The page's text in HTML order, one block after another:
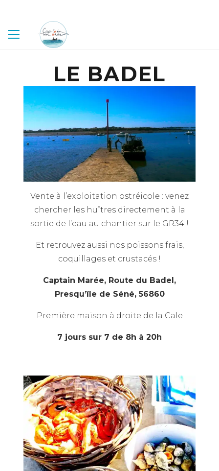
LE BADEL
Vente à l’exploitation ostréicole : venez
chercher les huîtres directement à la
sortie de l’eau au chantier sur le GR34 !
Et retrouvez aussi nos poissons frais,
coquillages et crustacés !
Captain Marée, Route du Badel,
Presqu’île de Séné, 56860
Première maison à droite de la Cale
7 jours sur 7 de 8h à 20h